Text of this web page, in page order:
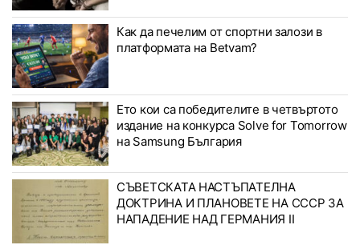
Как да печелим от спортни залози в
платформата на Betvam?
Ето кои са победителите в четвъртото
издание на конкурса Solve for Tomorrow
на Samsung България
СЪВЕТСКАТА НАСТЪПАТЕЛНА
ДОКТРИНА И ПЛАНОВЕТЕ НА СССР ЗА
НАПАДЕНИЕ НАД ГЕРМАНИЯ II